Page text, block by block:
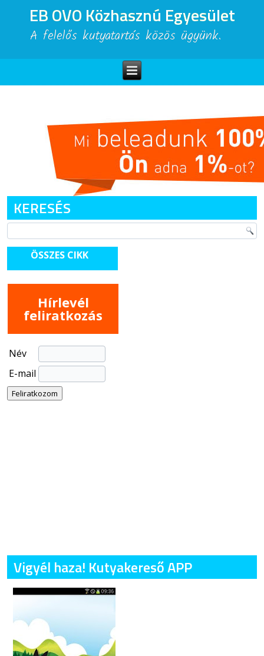
EB OVO Közhasznú Egyesület
A felelős kutyatartás közös ügyünk.
KERESÉS
ÖSSZES CIKK
Hírlevél
feliratkozás
Név
E-mail
Vigyél haza! Kutyakereső APP